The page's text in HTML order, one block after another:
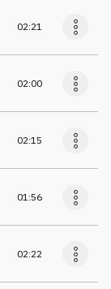
02:21
02:00
02:15
01:56
02:22